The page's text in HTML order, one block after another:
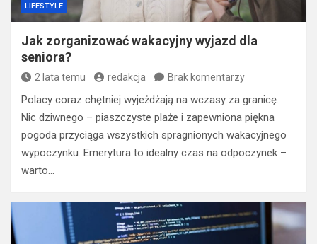
LIFESTYLE
Jak zorganizować wakacyjny wyjazd dla
seniora?
2 lata temu redakcja Brak komentarzy
Polacy coraz chętniej wyjeżdżają na wczasy za granicę.
Nic dziwnego – piaszczyste plaże i zapewniona piękna
pogoda przyciąga wszystkich spragnionych wakacyjnego
wypoczynku. Emerytura to idealny czas na odpoczynek –
warto…